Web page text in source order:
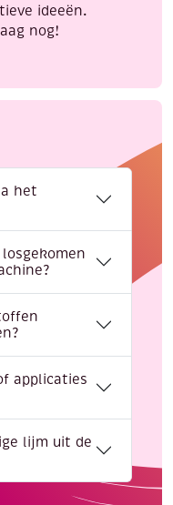
ideeën.
nog!
het
applicaties
lijm uit de